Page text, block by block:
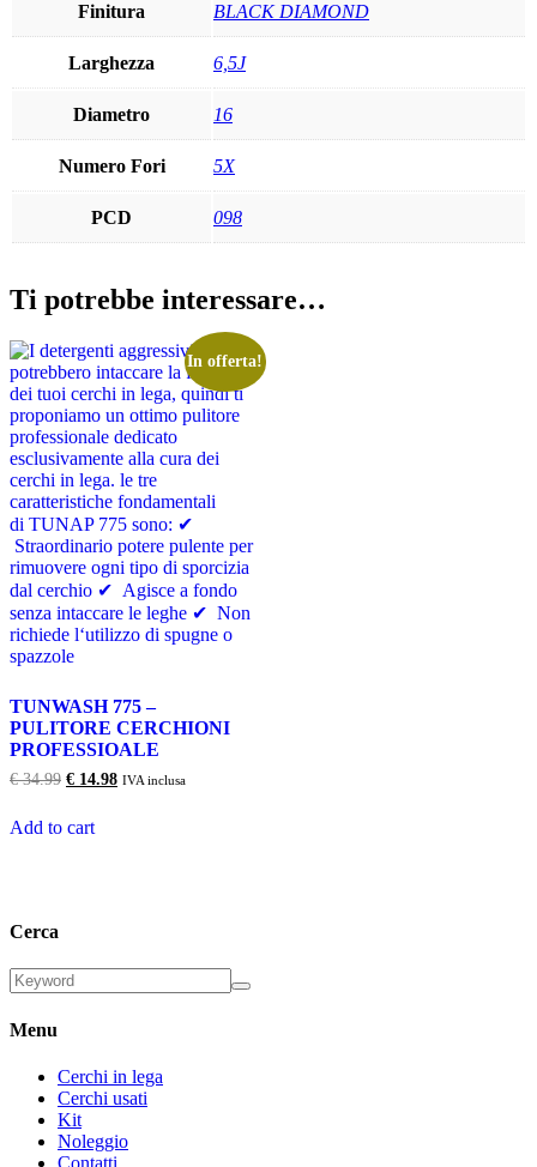
Finitura BLACK DIAMOND
Larghezza 6,5J
Diametro 16
Numero Fori 5X
PCD 098
Ti potrebbe interessare…
In offerta!
TUNWASH 775 –
PULITORE CERCHIONI
PROFESSIOALE
€34.99 Il
era:
€ 14.98IlIVA inclusa
Add to cart
Cerca
Menu
Cerchi in lega
Cerchi usati
Kit
Noleggio
Contatti